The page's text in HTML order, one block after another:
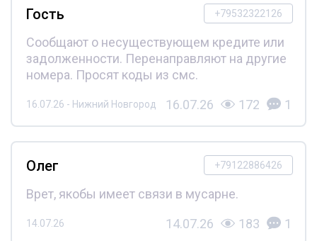
+79532322126
Гость
Сообщают о несуществующем кредите или
задолженности. Перенаправляют на другие
номера. Просят коды из смс.
16.07.26 - Нижний Новгород 16.07.26 172 1
+79122886426
Олег
Врет, якобы имеет связи в мусарне.
14.07.26 14.07.26 183 1